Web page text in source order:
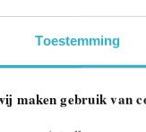
Toestemming
maken gebruik van
Cooper
2023
€